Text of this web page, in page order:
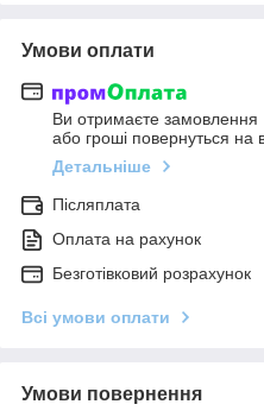
Умови оплати
Ви отримаєте замовлення
або гроші повернуться на
Детальніше
Післяплата
Оплата на рахунок
Безготівковий розрахунок
Всі умови оплати
Умови повернення